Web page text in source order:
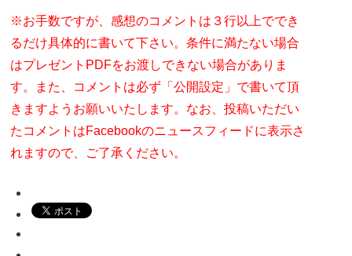
※お手数ですが、感想のコメントは３行以上ででき
るだけ具体的に書いて下さい。条件に満たない場合
はプレゼントPDFをお渡しできない場合がありま
す。また、コメントは必ず「公開設定」で書いて頂
きますようお願いいたします。なお、投稿いただい
たコメントはFacebookのニュースフィードに表示さ
れますので、ご了承ください。